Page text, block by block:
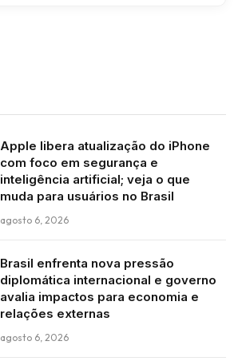
Apple libera atualização do iPhone
com foco em segurança e
inteligência artificial; veja o que
muda para usuários no Brasil
agosto 6, 2026
Brasil enfrenta nova pressão
diplomática internacional e governo
avalia impactos para economia e
relações externas
agosto 6, 2026